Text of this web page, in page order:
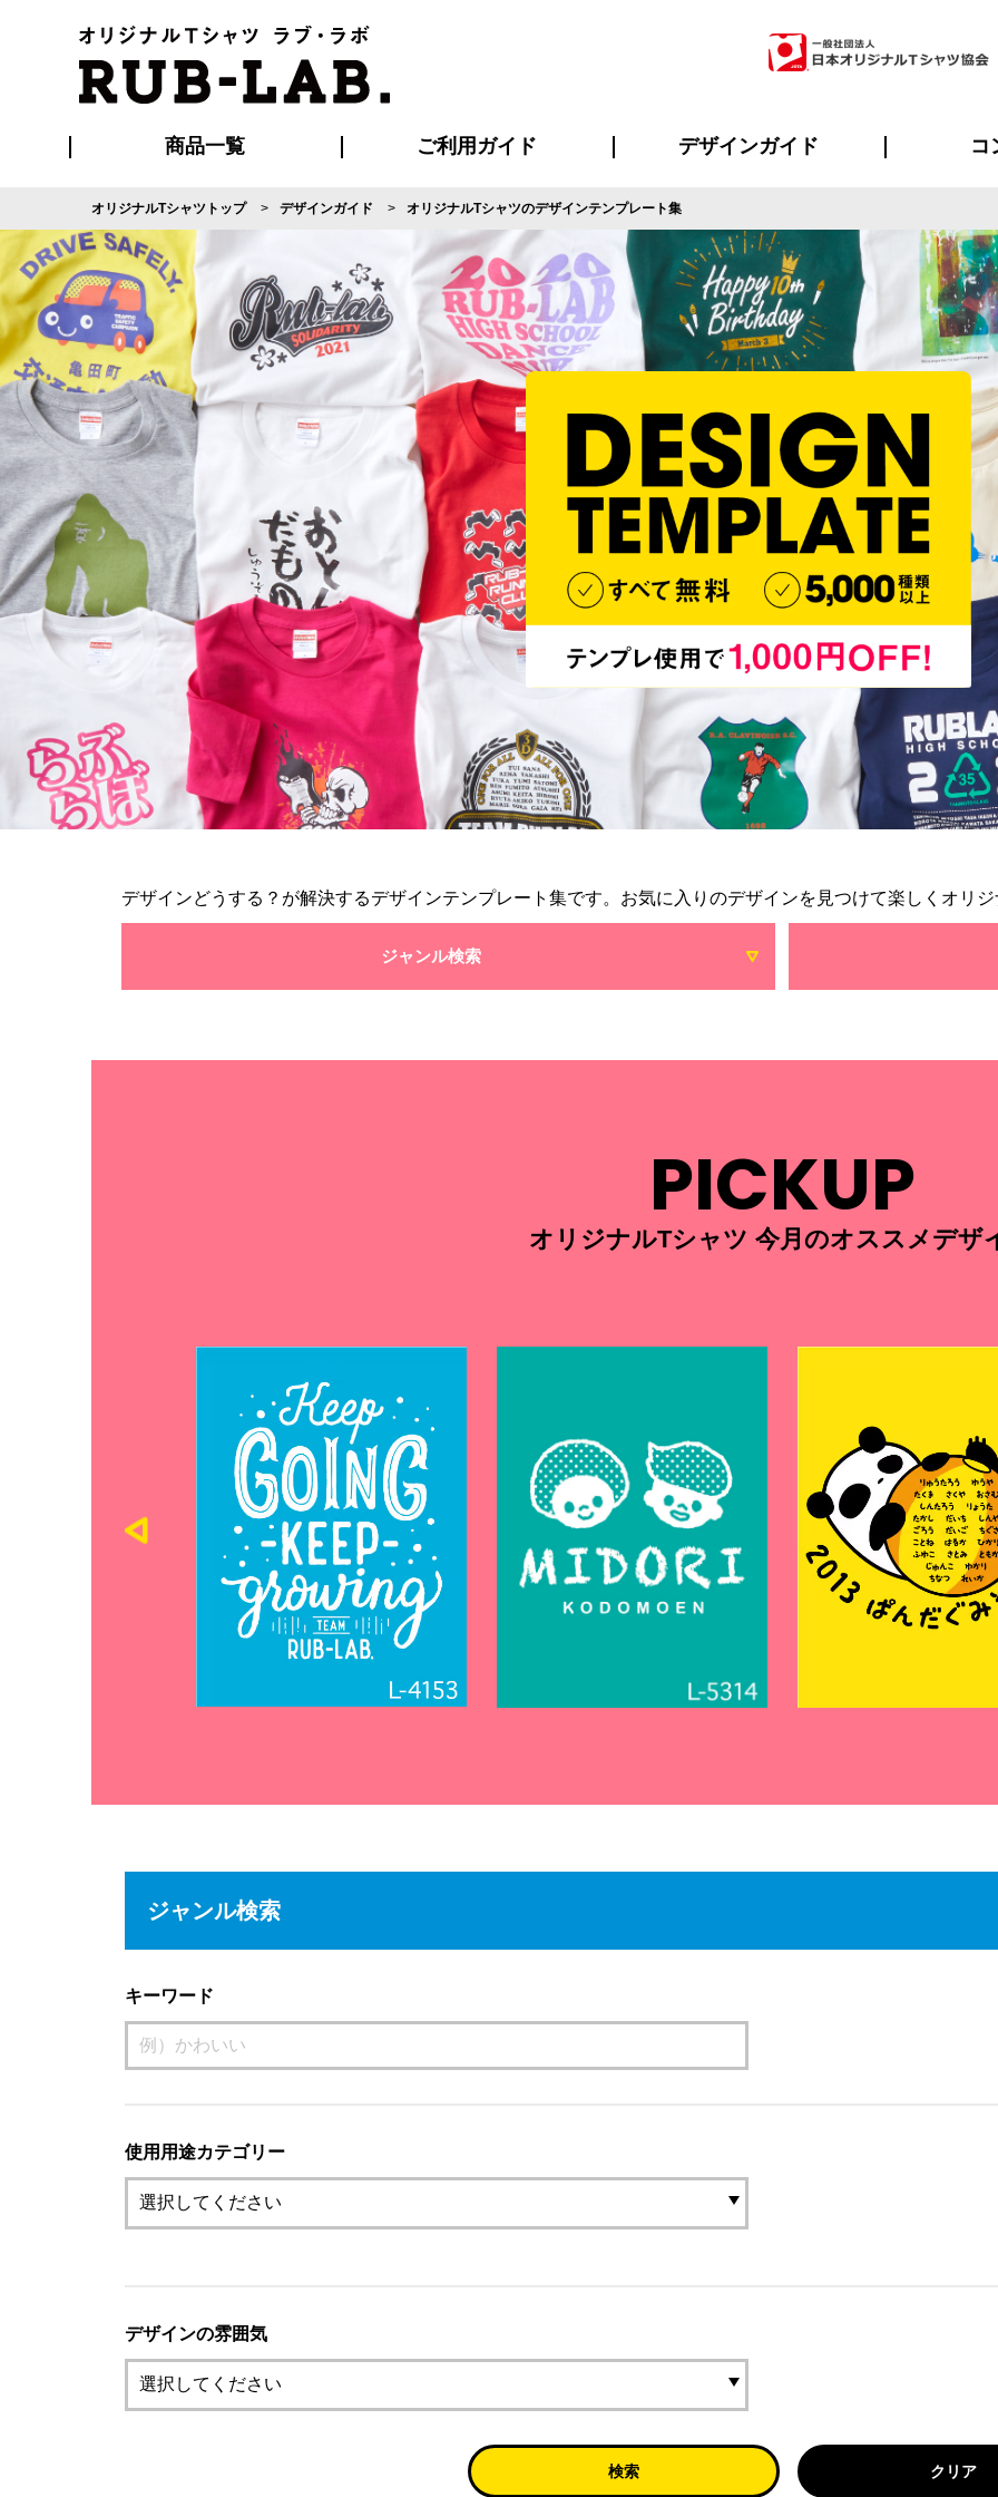
商品一覧
Tシャツ ポロシャツ パーカー・スウェット
ブルゾン・コート セットアップ・ジャージ ツナギ スポー
ハッピ キャップ・バンダナ グッズ全般 の
ご利用ガイド
ご利用ガイド
はじめての方へ
再注文の方へ
お支払い方法について
割引まとめページ
発送・特急サービスについて
版の保管期限について
マイページ会員のメリット
よくあるご質問
デザインガイド
デザイン入稿について
デザイン料について
デザインテンプレート集
デザインシミュレーター
書体一覧（フォント集）
プリント・加工一覧
コ
オリジナルTシャツトップ デザインガイド オリジナルTシャツのデザインテンプレート集
デザインどうする？が解決するデザインテンプレート集です。お気に入りのデザインを見つけて楽しくオリ
ジャンル検索
PICKUP
オリジナルTシャツ 今月のオススメデザ
ジャンル検索
キーワード
使用用途カテゴリー
デザインの雰囲気
検索 クリア